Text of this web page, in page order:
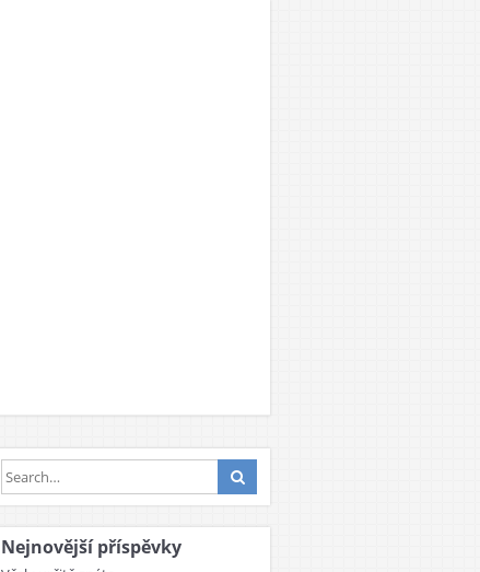
Nejnovější příspěvky